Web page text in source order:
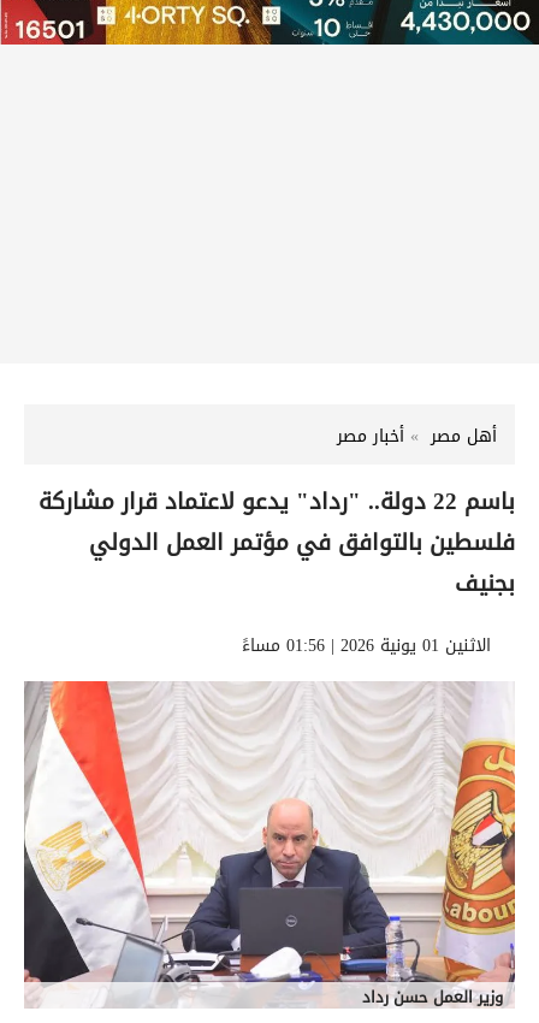
أهل مصر أخبار مصر
باسم 22 دولة.. "رداد" يدعو لاعتماد قرار مشاركة
فلسطين بالتوافق في مؤتمر العمل الدولي
بجنيف
الاثنين 01 يونية 2026 | 01:56 مساءً
وزير العمل حسن رداد